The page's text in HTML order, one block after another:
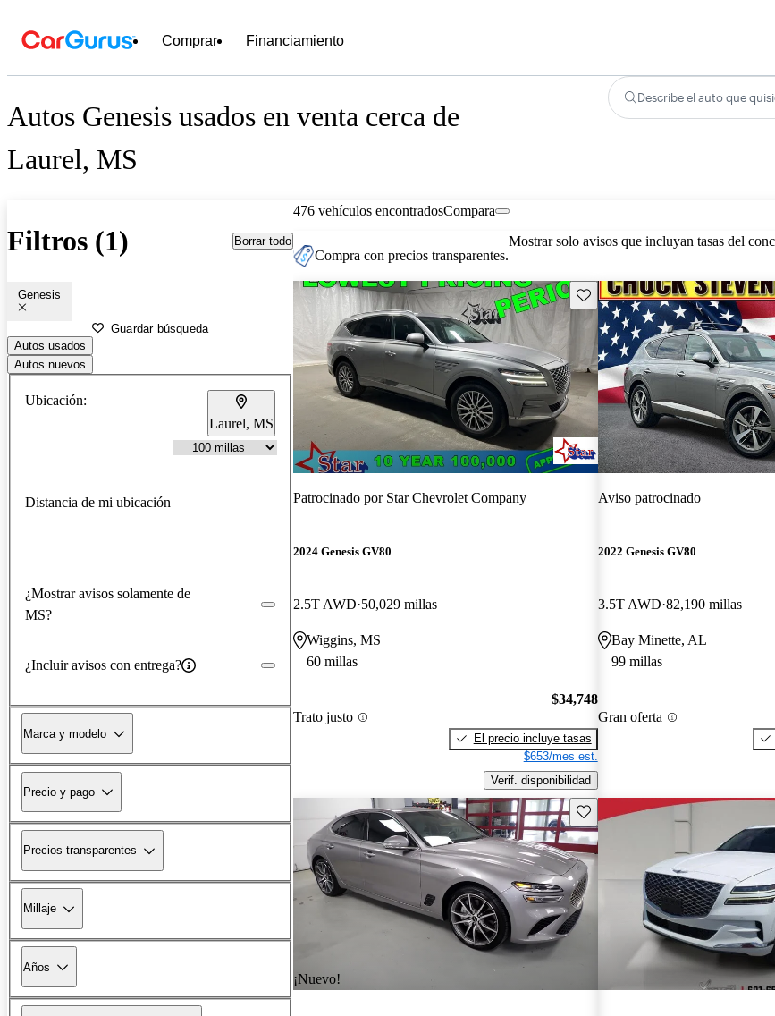
Comprar Financiamiento
Autos Genesis usados en venta cerca de
Laurel, MS
Describe el auto que
Filtros (1) Borrar todo
Genesis
Guardar búsqueda
Autos usados
Autos nuevos
Ubicación:
Laurel, MS
Distancia de mi ubicación
¿Mostrar avisos solamente de
MS?
¿Incluir avisos con entrega?
Marca y modelo
Precio y pago
Precios transparentes
Millaje
Años
476 vehículos encontradosCompara
Compra con precios transparentes.
Mostrar solo avisos que incluyan tasas del
Guarda este Aviso
Patrocinado por Star Chevrolet Company
2024 Genesis GV80
2.5T AWD 50,029 millas
Wiggins, MS
60 millas
Trato justo
$34,748
El precio incluye tasas
$653/mes est.
Verif. disponibilidad
Aviso patrocinado
2022 Genesis GV80
3.5T AWD 82,190 millas
Bay Minette, AL
99 millas
Gran oferta
¡Nuevo!
Guarda este Aviso